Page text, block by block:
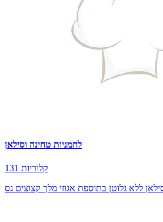
לחמניות טחינה וסילאן
131 קלוריות
ללא גלוטן בתוספת אגוזי מלך קצוצים גס